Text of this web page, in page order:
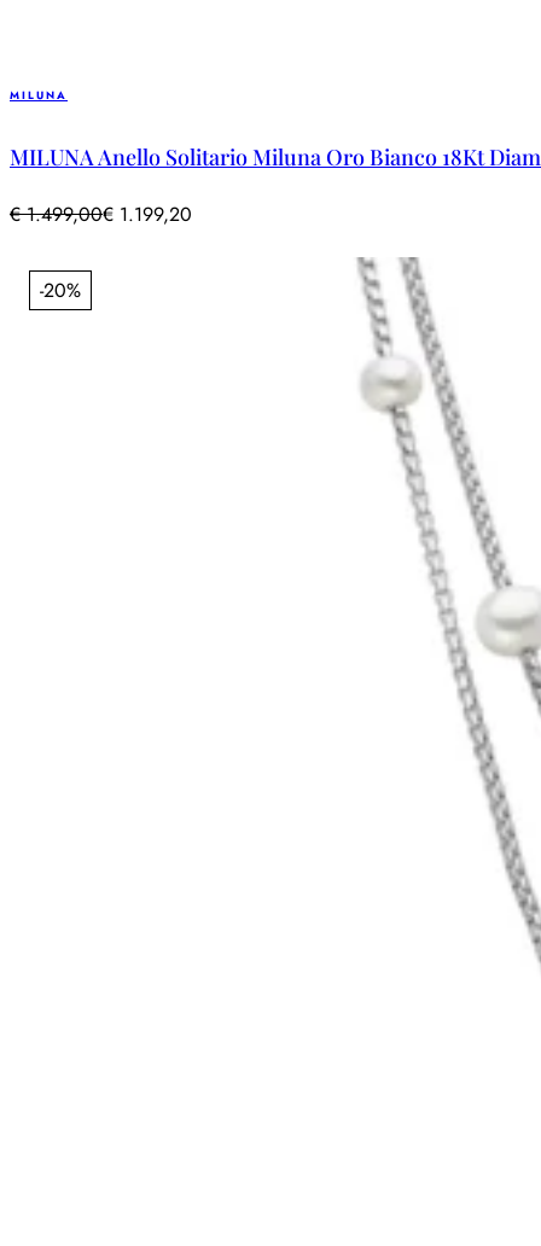
MILUNA
MILUNA Anello Solitario Miluna Oro Bianco 18Kt
€1.499,00€ 1.199,20
-20%